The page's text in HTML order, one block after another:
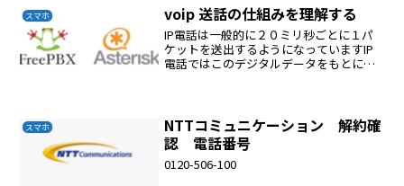
受...
スマホ voip 送話の仕組みを理解する
IP電話は一般的に２０ミリ秒ごとに１パ
ケットを送出するようになっていますIP
電話ではこのデジタルデータをもとにし
止のために一般...
スマホ
NTTコミュニケーション 解約確
認 電話番号
0120-506-100